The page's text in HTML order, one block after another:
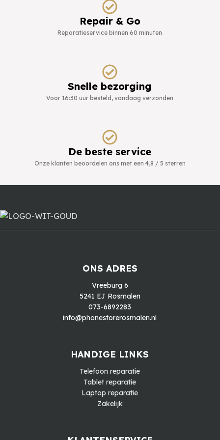
Repair & Go
Reparatieservice binnen 60 minuten
Snelle bezorging
Voor 16:30 uur besteld, vandaag verzonden
De beste service
Onze klanten beoordelen ons met een 4,8 / 5 sterren
ONS ADRES
Vreeburg 6
5241 EJ Rosmalen
073-6892283
info@phonestorerosmalen.nl
HANDIGE LINKS
Telefoon reparatie
Tablet reparatie
Laptop reparatie
Zakelijk